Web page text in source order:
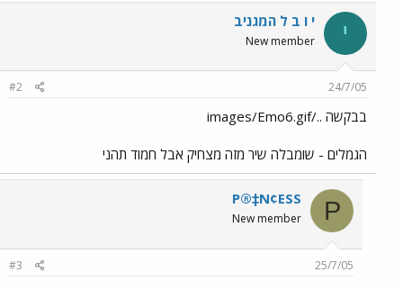
י י ו ב ל המגניב
New member
24/7/05
#2
בבקשה ../images/Emo6.gif
הגמלים - שומבלה שיר מזה מצחיק אבל חמוד תהני
P
P®‡N¢ESS
New member
25/7/05
#3